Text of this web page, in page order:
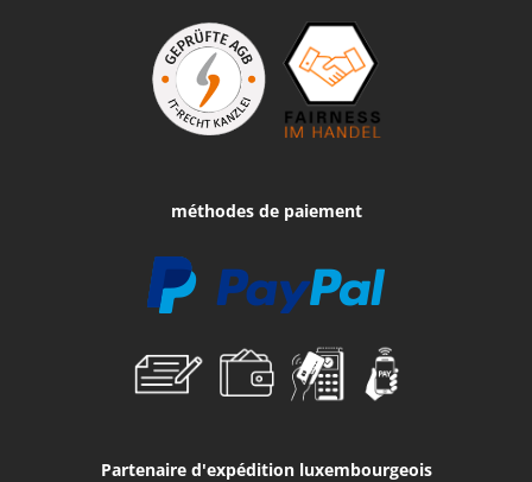
méthodes de paiement
Partenaire d'expédition luxembourgeois